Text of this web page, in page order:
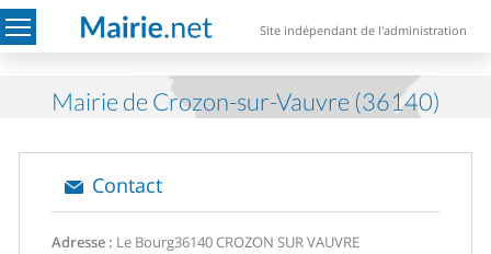
Site indépendant de l'administration
Mairie de Crozon-sur-Vauvre (36140)
Contact
Adresse : Le Bourg36140 CROZON SUR VAUVRE